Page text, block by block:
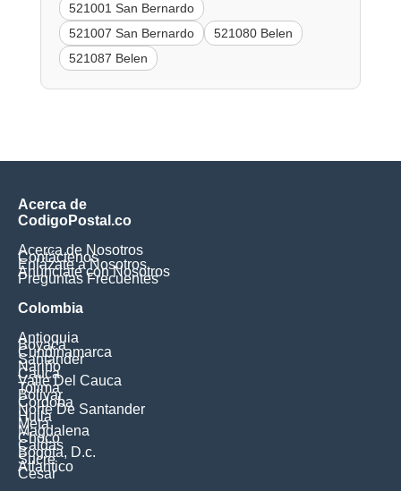
521001 San Bernardo
521007 San Bernardo
521080 Belen
521087 Belen
Acerca de
CodigoPostal.co
Acerca de Nosotros
Contáctenos
Enlázate a Nosotros
Anúnciate con Nosotros
Preguntas Frecuentes
Colombia
Antioquia
Boyaca
Cundinamarca
Santander
Nariño
Cauca
Valle Del Cauca
Tolima
Bolivar
Cordoba
Norte De Santander
Huila
Meta
Magdalena
Choco
Caldas
Bogota, D.c.
Sucre
Atlantico
Cesar